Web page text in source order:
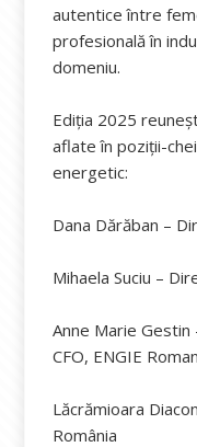
autentice între
profesională în
domeniu.
Ediția 2025
aflate în poziții-
energetic:
Dana Dărăban –
Mihaela Suciu –
Anne Marie
CFO, ENGIE
Lăcrămioara
România